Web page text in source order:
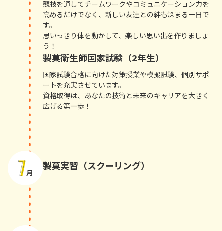
競技を通してチームワークやコミュニケーション力を
高めるだけでなく、新しい友達との絆も深まる一日で
す。
思いっきり体を動かして、楽しい思い出を作りましょ
う！
製菓衛生師国家試験（2年生）
国家試験合格に向けた対策授業や模擬試験、個別サポ
ートを充実させています。
資格取得は、あなたの技術と未来のキャリアを大きく
広げる第一歩！
製菓実習（スクーリング）